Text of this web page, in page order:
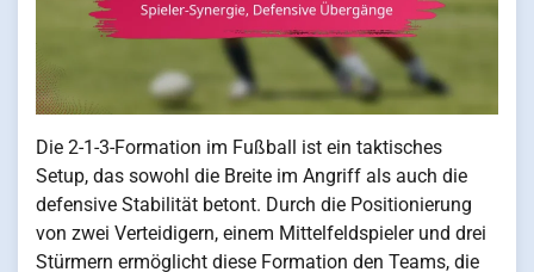
Die 2-1-3-Formation im Fußball ist ein taktisches
Setup, das sowohl die Breite im Angriff als auch die
defensive Stabilität betont. Durch die Positionierung
von zwei Verteidigern, einem Mittelfeldspieler und drei
Stürmern ermöglicht diese Formation den Teams, die